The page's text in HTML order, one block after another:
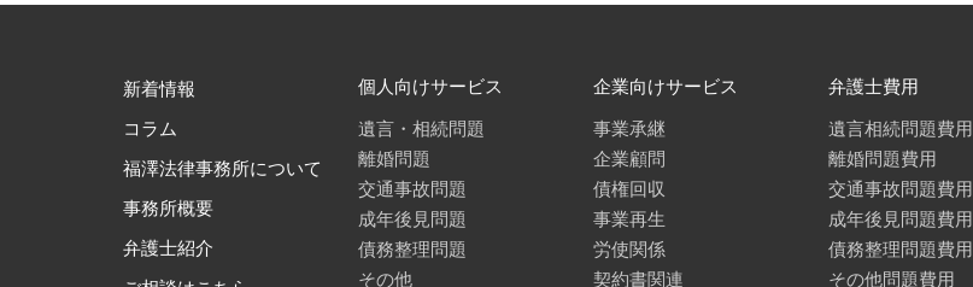
新着情報
コラム
福澤法律事務所について
事務所概要
弁護士紹介
個人向けサービス
遺言・相続問題
離婚問題
交通事故問題
成年後見問題
債務整理問題
その他
企業向けサービス
事業承継
企業顧問
債権回収
事業再生
労使関係
契約書関連
弁護士費用
遺言相続問題費用
離婚問題費用
交通事故問題費用
成年後見問題費用
債務整理問題費用
その他問題費用